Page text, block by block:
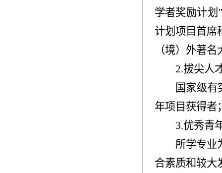
学者奖励计划
计划项目首席
（境）外著
2.拔尖人
国家级有
年项目获得者
3.优秀青
所学专业
合素质和较大